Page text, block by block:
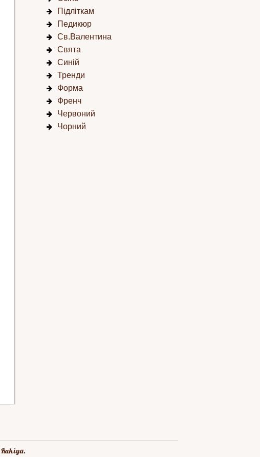
Підліткам
Педикюр
Св.Валентина
Свята
Синій
Тренди
Форма
Френч
Червоний
Чорний
Rakiya.